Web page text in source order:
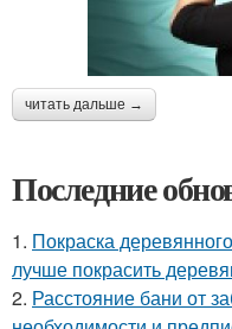
читать дальше →
Последние
1. Покраска
лучше покрасить
2. Расстояние бани от